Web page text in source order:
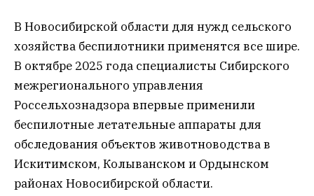
В Новосибирской области для нужд сельского
хозяйства беспилотники применятся все шире.
В октябре 2025 года специалисты Сибирского
межрегионального управления
Россельхознадзора впервые применили
беспилотные летательные аппараты для
обследования объектов животноводства в
Искитимском, Колыванском и Ордынском
районах Новосибирской области.